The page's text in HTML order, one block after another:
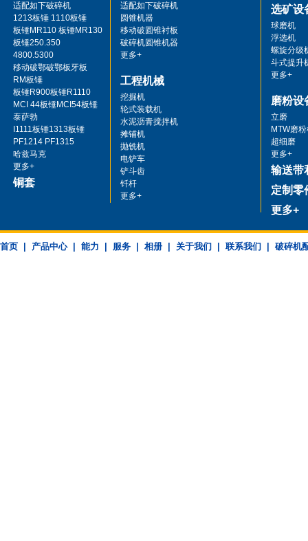
适配如下破碎机
1213板锤 1110板锤
板锤MR110 板锤MR130
板锤250.350
4800.5300
移动破鄂破鄂板牙板
RM板锤
板锤R900板锤R1110
MCI 44板锤MCI54板锤
泰萨勃
I1111板锤1313板锤
PF1214 PF1315
哈兹马克
更多+
铜套
适配如下破碎机
圆锥机器
移动破圆锥衬板
破碎机圆锥机器
更多+
工程机械
挖掘机
轮式装载机
水泥沥青搅拌机
摊铺机
抛铣机
电铲车
铲斗齿
钎杆
更多+
选矿设
球磨机
浮选机
螺旋分级
斗式提升
更多+
磨粉设
立磨
MTW磨
超细磨
更多+
输送带
定制零
更多+
首页 产品中心| 能力 服务 相册 关于我们 联系我们 破碎机